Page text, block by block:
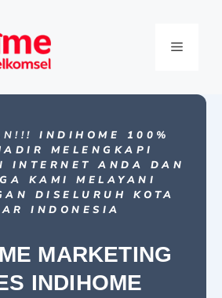
INDIHOME 100%
MELENGKAPI
INTERNET ANDA DAN
KAMI MELAYANI
DISELURUH KOTA
INDONESIA
MARKETING
INDIHOME